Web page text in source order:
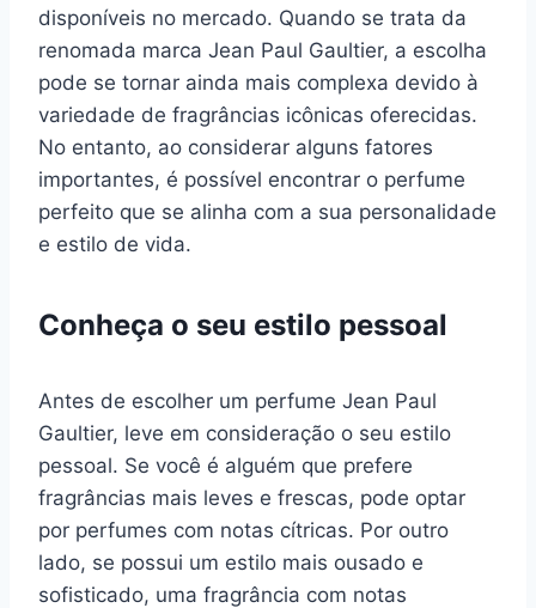
disponíveis no mercado. Quando se trata da
renomada marca Jean Paul Gaultier, a escolha
pode se tornar ainda mais complexa devido à
variedade de fragrâncias icônicas oferecidas.
No entanto, ao considerar alguns fatores
importantes, é possível encontrar o perfume
perfeito que se alinha com a sua personalidade
e estilo de vida.
Conheça o seu estilo pessoal
Antes de escolher um perfume Jean Paul
Gaultier, leve em consideração o seu estilo
pessoal. Se você é alguém que prefere
fragrâncias mais leves e frescas, pode optar
por perfumes com notas cítricas. Por outro
lado, se possui um estilo mais ousado e
sofisticado, uma fragrância com notas